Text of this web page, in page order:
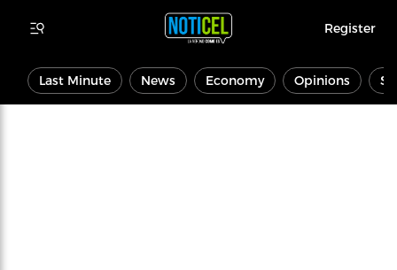
Register
Last Minute News Economy Opinions